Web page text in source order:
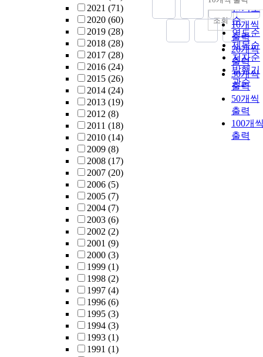
2021 (71)
2020 (60)
2019 (28)
2018 (28)
2017 (28)
2016 (24)
2015 (26)
2014 (24)
2013 (19)
2012 (8)
2011 (18)
2010 (14)
2009 (8)
2008 (17)
2007 (20)
2006 (5)
2005 (7)
2004 (7)
2003 (6)
2002 (2)
2001 (9)
2000 (3)
1999 (1)
1998 (2)
1997 (4)
1996 (6)
1995 (3)
1994 (3)
1993 (1)
1991 (1)
인기도
순
연도순
제목순
저자순
발행기
관순
내림차
10개씩
출력
20개씩
출력
30개씩
출력
50개씩
출력
100개
출력
조회